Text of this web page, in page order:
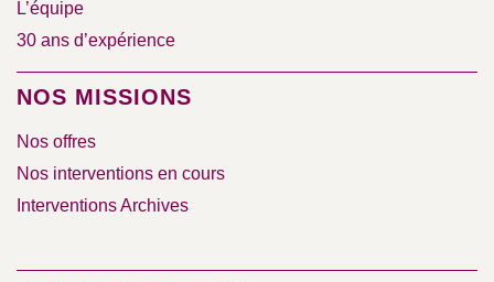
L’équipe
30 ans d’expérience
NOS MISSIONS
Nos offres
Nos interventions en cours
Interventions Archives